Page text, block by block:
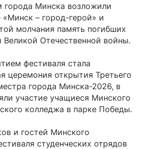
города Минска возложили
«Минск – город-герой» и
молчания память погибших
Великой Отечественной войны.
фестиваля стала
церемония открытия Третьего
города Минска-2026, в
участие учащиеся Минского
колледжа в парке Победы.
и гостей Минского
студенческих отрядов